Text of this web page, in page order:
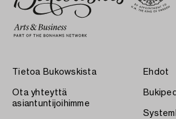
Tietoa Bukowskista
Ota yhteyttä
asiantuntijoihimme
Ehdot